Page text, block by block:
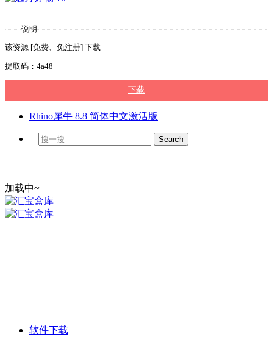
说明
该资源 [免费、免注册] 下载
提取码：4a48
下载
Rhino犀牛 8.8 简体中文激活版
加载中~
软件下载